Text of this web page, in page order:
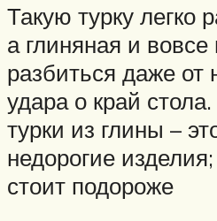
Такую турку легко
а глиняная и
разбиться даже от
удара о край
турки из глины –
недорогие
стоит подороже